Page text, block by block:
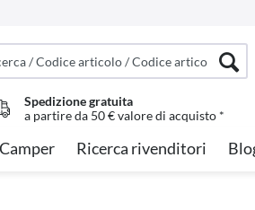
Spedizione gratuita
a partire da 50 € valore di acquisto *
Ricerca rivenditori